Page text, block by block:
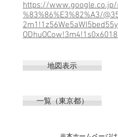
https://www.google.co.jp/
%83%86%E3%82%A3/
地図表示
一覧（東京都）